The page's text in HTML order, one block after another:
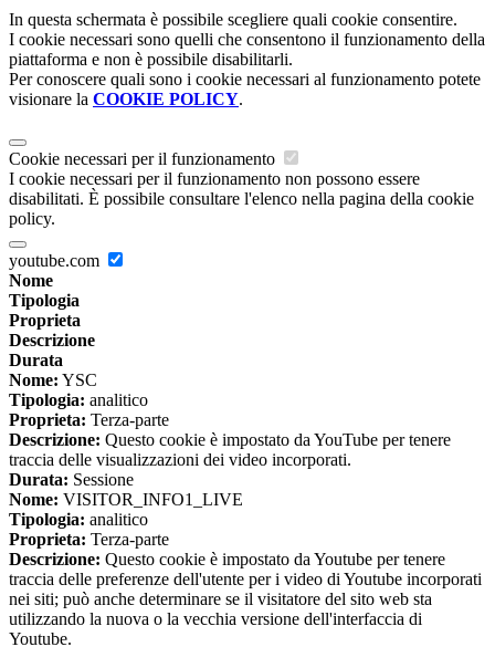
In questa schermata è possibile scegliere quali cookie consentire.
I cookie necessari sono quelli che consentono il funzionamento della
piattaforma e non è possibile disabilitarli.
Per conoscere quali sono i cookie necessari al funzionamento potete
visionare la COOKIE POLICY.
Cookie necessari per il funzionamento
I cookie necessari per il funzionamento non possono essere
disabilitati. È possibile consultare l'elenco nella pagina della cookie
policy.
youtube.com
Nome
Tipologia
Proprieta
Descrizione
Durata
Nome: YSC
Tipologia: analitico
Proprieta: Terza-parte
Descrizione: Questo cookie è impostato da YouTube per tenere
traccia delle visualizzazioni dei video incorporati.
Durata: Sessione
Nome: VISITOR_INFO1_LIVE
Tipologia: analitico
Proprieta: Terza-parte
Descrizione: Questo cookie è impostato da Youtube per tenere
traccia delle preferenze dell'utente per i video di Youtube incorporati
nei siti; può anche determinare se il visitatore del sito web sta
utilizzando la nuova o la vecchia versione dell'interfaccia di
Youtube.